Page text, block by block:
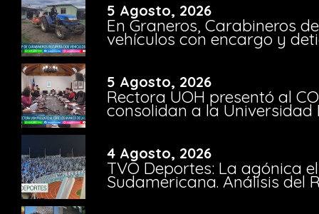
5 Agosto, 2026
En Graneros, Carabineros
vehículos con encargo y
5 Agosto, 2026
Rectora UOH presentó al
consolidan a la Universidad
4 Agosto, 2026
TVO Deportes: La agónica
Sudamericana. Análisis del